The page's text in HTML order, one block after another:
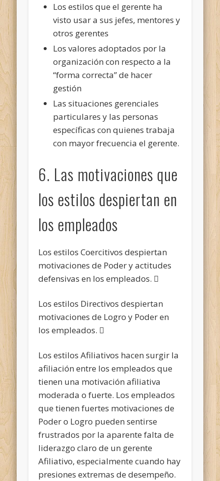
Los estilos que el gerente ha
visto usar a sus jefes, mentores y
otros gerentes
Los valores adoptados por la
organización con respecto a la
“forma correcta” de hacer
gestión
Las situaciones gerenciales
particulares y las personas
específicas con quienes trabaja
con mayor frecuencia el gerente.
6. Las motivaciones que
los estilos despiertan en
los empleados
Los estilos Coercitivos despiertan
motivaciones de Poder y actitudes
defensivas en los empleados. 
Los estilos Directivos despiertan
motivaciones de Logro y Poder en
los empleados. 
Los estilos Afiliativos hacen surgir la
afiliación entre los empleados que
tienen una motivación afiliativa
moderada o fuerte. Los empleados
que tienen fuertes motivaciones de
Poder o Logro pueden sentirse
frustrados por la aparente falta de
liderazgo claro de un gerente
Afiliativo, especialmente cuando hay
presiones extremas de desempeño.